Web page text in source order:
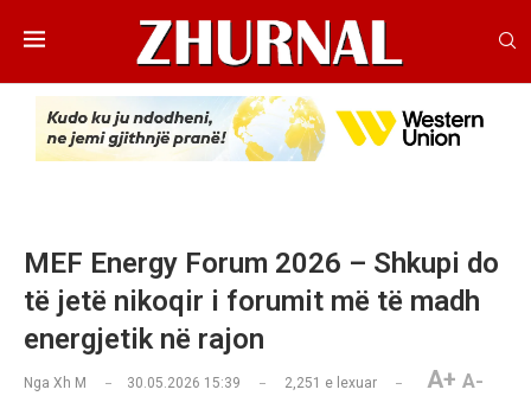
MEF Energy Forum 2026 – Shkupi do
të jetë nikoqir i forumit më të madh
energjetik në rajon
Nga Xh M 30.05.2026 15:39 2,251 e lexuar A+ A-